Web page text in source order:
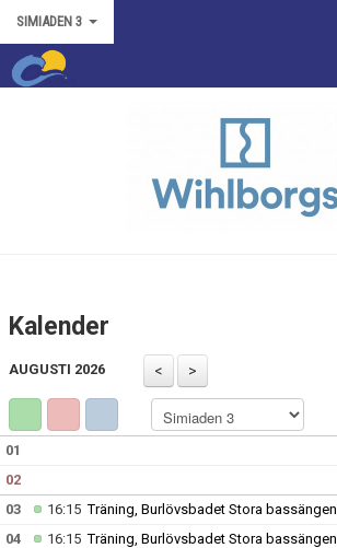
SIMIADEN 3
Kalender
AUGUSTI 2026
01
02
03 16:15Träning, Burlövsbadet Stora bassängen
04
16:15Träning, Burlövsbadet Stora bassängen